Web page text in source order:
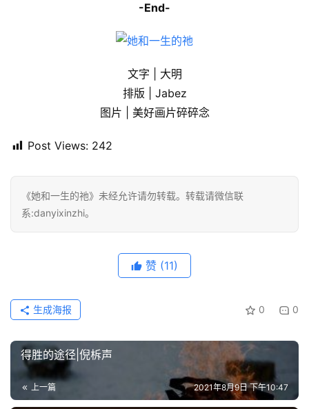
-End-
文字 | 大明
排版 | Jabez
图片 | 美好画片碎碎念
Post Views: 242
《她和一生的祂》未经允许请勿转载。转载请微信联
系:danyixinzhi。
赞 (11)
0 0
生成海报
得胜的途径|倪柝声
上一篇 2021年8月9日 下午10:47